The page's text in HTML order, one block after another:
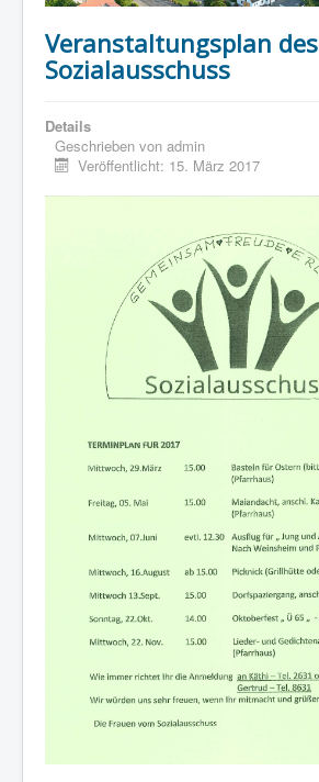
Veranstaltungsplan des
Sozialausschuss
Details
Geschrieben von admin
Veröffentlicht: 15. März 2017